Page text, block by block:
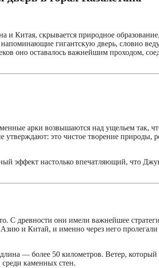
и Китая, скрывается природное
гигантскую дверь, словно
оно оставалось важнейшим проходом,
арки возвышаются над ущельем так,
это чистое творение природы,
эффект настолько впечатляющий, что
С древности они имели важнейшее
и Китай, и именно через него
— более 50 километров. Ветер, который
каменных стен.